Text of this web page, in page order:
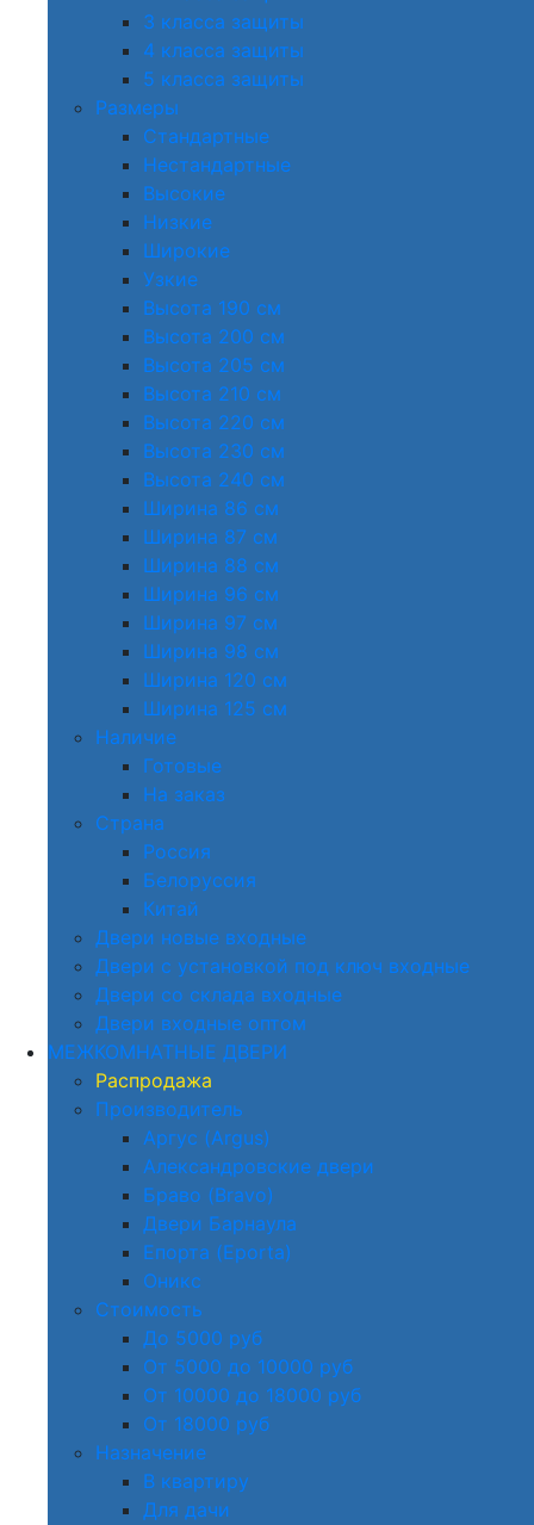
3 класса защиты
4 класса защиты
5 класса защиты
Размеры
Стандартные
Нестандартные
Высокие
Низкие
Широкие
Узкие
Высота 190 см
Высота 200 см
Высота 205 см
Высота 210 см
Высота 220 см
Высота 230 см
Высота 240 см
Ширина 86 см
Ширина 87 см
Ширина 88 см
Ширина 96 см
Ширина 97 см
Ширина 98 см
Ширина 120 см
Ширина 125 см
Наличие
Готовые
На заказ
Страна
Россия
Белоруссия
Китай
Двери новые входные
Двери с установкой под ключ входные
Двери со склада входные
Двери входные оптом
МЕЖКОМНАТНЫЕ ДВЕРИ
Распродажа
Производитель
Аргус (Argus)
Александровские двери
Браво (Bravo)
Двери Барнаула
Епорта (Eporta)
Оникс
Стоимость
До 5000 руб
От 5000 до 10000 руб
От 10000 до 18000 руб
От 18000 руб
Назначение
В квартиру
Для дачи